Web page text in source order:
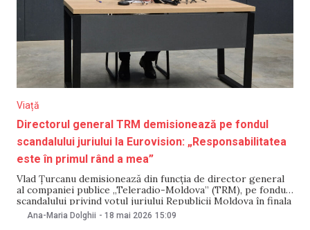
Viață
Directorul general TRM demisionează pe fondul
scandalului juriului la Eurovision: „Responsabilitatea
este în primul rând a mea”
Vlad Țurcanu demisionează din funcția de director general
al companiei publice „Teleradio-Moldova” (TRM), pe fondul
scandalului privind votul juriului Republicii Moldova în finala
Eurovision, care a fost desemnat de TRM. Anunțul a fost
făcut de acesta în cadrul unei conferințe de presă, luni, 18
Ana-Maria Dolghii - 18 mai 2026 15:09